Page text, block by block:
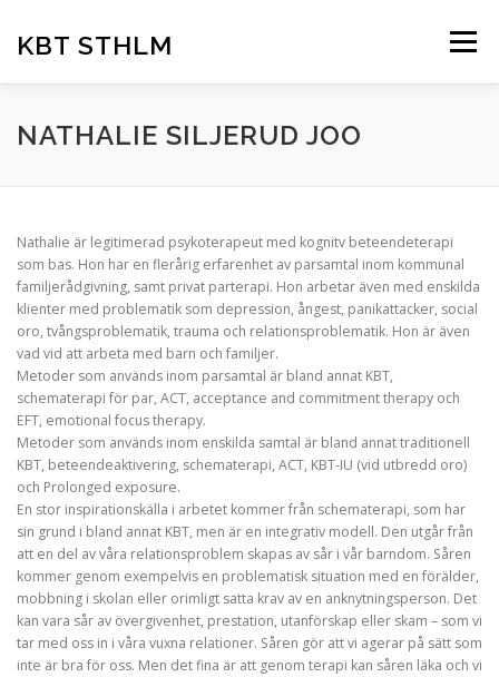
innehåll
KBT STHLM Meny
HEM OM OSS KBT-TERAPI FÖRETAG
PRISER
NATHALIE SILJERUD JOO
Nathalie är legitimerad psykoterapeut med kognitv beteendeterapi
som bas. Hon har en flerårig erfarenhet av parsamtal inom kommunal
familjerådgivning, samt privat parterapi. Hon arbetar även med enskilda
klienter med problematik som depression, ångest, panikattacker, social
oro, tvångsproblematik, trauma och relationsproblematik. Hon är även
vad vid att arbeta med barn och familjer.
Metoder som används inom parsamtal är bland annat KBT,
schematerapi för par, ACT, acceptance and commitment therapy och
EFT, emotional focus therapy.
Metoder som används inom enskilda samtal är bland annat traditionell
KBT, beteendeaktivering, schematerapi, ACT, KBT-IU (vid utbredd oro)
och Prolonged exposure.
En stor inspirationskälla i arbetet kommer från schematerapi, som har
sin grund i bland annat KBT, men är en integrativ modell. Den utgår från
att en del av våra relationsproblem skapas av sår i vår barndom. Såren
kommer genom exempelvis en problematisk situation med en förälder,
mobbning i skolan eller orimligt satta krav av en anknytningsperson. Det
kan vara sår av övergivenhet, prestation, utanförskap eller skam – som vi
tar med oss in i våra vuxna relationer. Såren gör att vi agerar på sätt som
inte är bra för oss. Men det fina är att genom terapi kan såren läka och vi